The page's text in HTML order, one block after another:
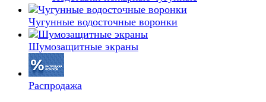
Чугунные водосточные воронки
Шумозащитные экраны
Распродажа